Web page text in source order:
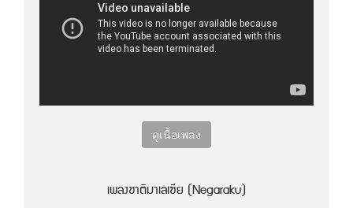
ดูเนื้อเพลง
เพลงชาติมาเลเซีย (Negaraku)